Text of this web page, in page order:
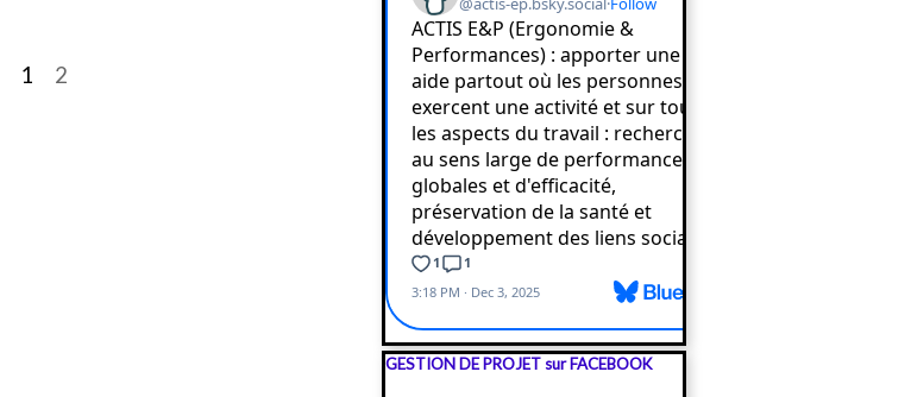
Aller à la page :
1 Page actuelle :
2
Sauter le bloc GESTION DE PROJET sur FACEBOOK
GESTION DE PROJET sur FACEBOOK